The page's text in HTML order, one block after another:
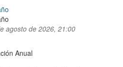
agosto de 2026, 21:00
Anual